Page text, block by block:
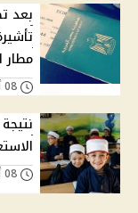
بعد
مطار